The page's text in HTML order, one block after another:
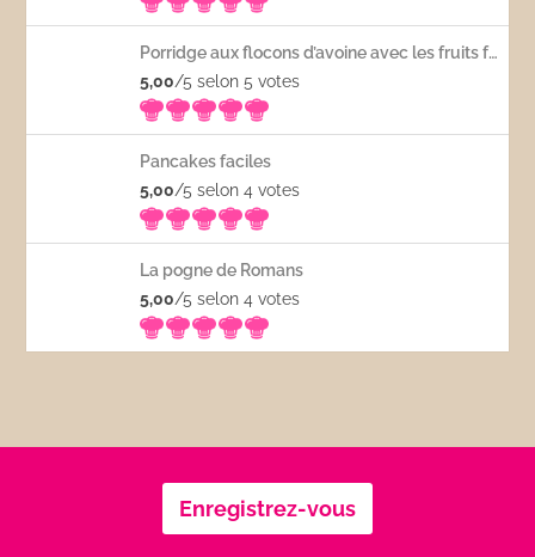
Porridge aux flocons d’avoine avec les fruits frais
5,00/5 selon 5votes
Pancakes faciles
5,00/5 selon 4votes
La pogne de Romans
5,00/5 selon 4votes
Enregistrez-vous